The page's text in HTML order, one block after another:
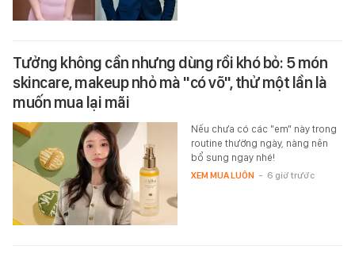
Tưởng không cần nhưng dùng rồi khó bỏ: 5 món
skincare, makeup nhỏ mà "có võ", thử một lần là
muốn mua lại mãi
Nếu chưa có các "em" này trong
routine thường ngày, nàng nên
bổ sung ngay nhé!
XEM MUA LUÔN - 6 giờ trước